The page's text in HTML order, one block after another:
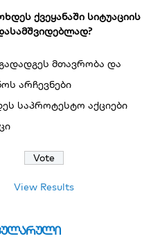
ქვეყანაში სიტუაციის
მთავრობა და
არჩევნები
საპროტესტო აქციები
View Results